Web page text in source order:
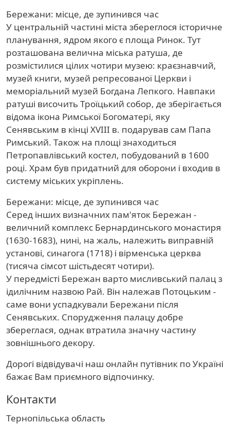
Бережани: місце, де зупинився час
У центральній частині міста збереглося історичне
планування, ядром якого є площа Ринок. Тут
розташована велична міська ратуша, де
розмістилися цілих чотири музею: краєзнавчий,
музей книги, музей репресованої Церкви і
меморіальний музей Богдана Лепкого. Навпаки
ратуші височить Троїцький собор, де зберігається
відома ікона Римської Богоматері, яку
Сенявським в кінці XVIII в. подарував сам Папа
Римський. Також на площі знаходиться
Петропавлівський костел, побудований в 1600
році. Храм був придатний для оборони і входив в
систему міських укріплень.
Бережани: місце, де зупинився час
Серед інших визначних пам'яток Бережан -
величний комплекс Бернардинського монастиря
(1630-1683), нині, на жаль, належить виправній
установі, синагога (1718) і вірменська церква
(тисяча сімсот шістьдесят чотири).
У передмісті Бережан варто мисливський палац з
ідилічним назвою Рай. Він належав Потоцьким -
саме вони успадкували Бережани після
Сенявських. Спорудження палацу добре
збереглася, однак втратила значну частину
зовнішнього декору.
Дорогі відвідувачі наш онлайн путівник по Україні
бажає Вам приємного відпочинку.
Контакти
Область
Тернопільська область